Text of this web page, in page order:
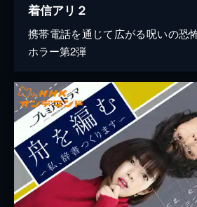
着信アリ２
携帯電話を通じて広がる呪いの恐
ホラー第2弾